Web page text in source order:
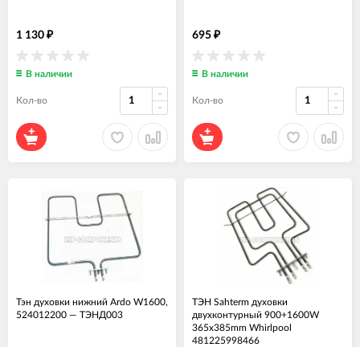
1 130 ₽
В наличии
Кол-во
695 ₽
В наличии
Кол-во
Тэн духовки нижний Ardo W1600,
524012200 — ТЭНД003
ТЭН Sahterm духовки
двухконтурный 900+1600W
365x385mm Whirlpool
481225998466